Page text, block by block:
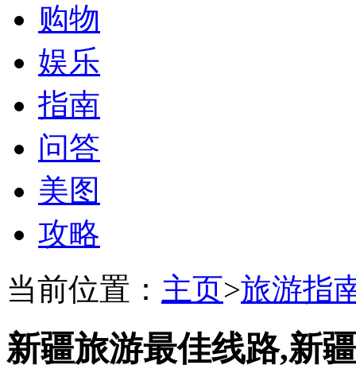
购物
娱乐
指南
问答
美图
攻略
当前位置： 主页>旅游指
新疆旅游最佳线路,新